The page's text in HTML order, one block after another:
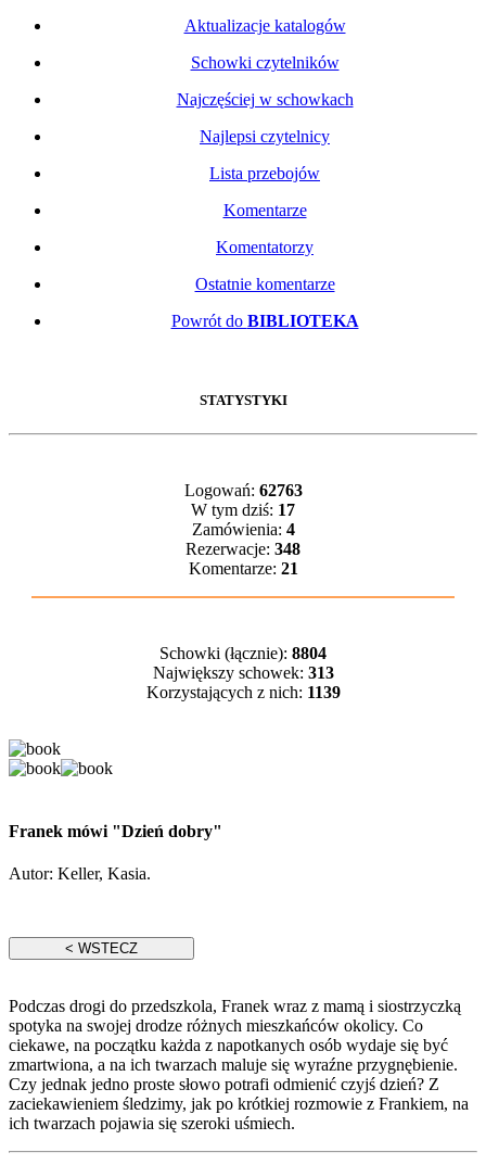
Aktualizacje katalogów
Schowki czytelników
Najczęściej w schowkach
Najlepsi czytelnicy
Lista przebojów
Komentarze
Komentatorzy
Ostatnie komentarze
Powrót do BIBLIOTEKA
STATYSTYKI
Logowań: 62763
W tym dziś: 17
Zamówienia: 4
Rezerwacje: 348
Komentarze: 21
Schowki (łącznie): 8804
Największy schowek: 313
Korzystających z nich: 1139
Franek mówi "Dzień dobry"
Autor: Keller, Kasia.
Podczas drogi do przedszkola, Franek wraz z mamą i siostrzyczką
spotyka na swojej drodze różnych mieszkańców okolicy. Co
ciekawe, na początku każda z napotkanych osób wydaje się być
zmartwiona, a na ich twarzach maluje się wyraźne przygnębienie.
Czy jednak jedno proste słowo potrafi odmienić czyjś dzień? Z
zaciekawieniem śledzimy, jak po krótkiej rozmowie z Frankiem, na
ich twarzach pojawia się szeroki uśmiech.